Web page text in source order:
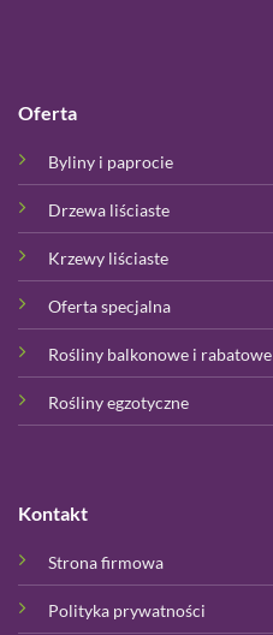
Oferta
Byliny i paprocie
Drzewa liściaste
Krzewy liściaste
Oferta specjalna
Rośliny balkonowe i rabatowe
Rośliny egzotyczne
Kontakt
Strona firmowa
Polityka prywatności